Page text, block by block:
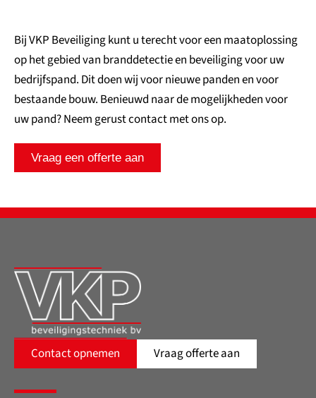
Bij VKP Beveiliging kunt u terecht voor een maatoplossing
op het gebied van branddetectie en beveiliging voor uw
bedrijfspand. Dit doen wij voor nieuwe panden en voor
bestaande bouw. Benieuwd naar de mogelijkheden voor
uw pand? Neem gerust contact met ons op.
Vraag een offerte aan
Contact opnemen Vraag offerte aan